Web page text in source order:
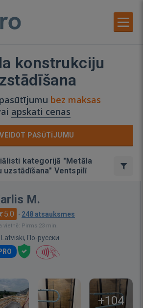
konstrukciju
bez maksas
apskati cenas
PASŪTĪJUMU
kategorijā "Metāla
uzstādīšana" Ventspilī
M.
5.0 · 248 atsauksmes
vietnē: Pirms 23 min.
Latviski, По-русски
+104